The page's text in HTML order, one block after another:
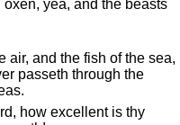
yea, and the beasts
air, and the fish of the sea,
passeth through the
how excellent is thy